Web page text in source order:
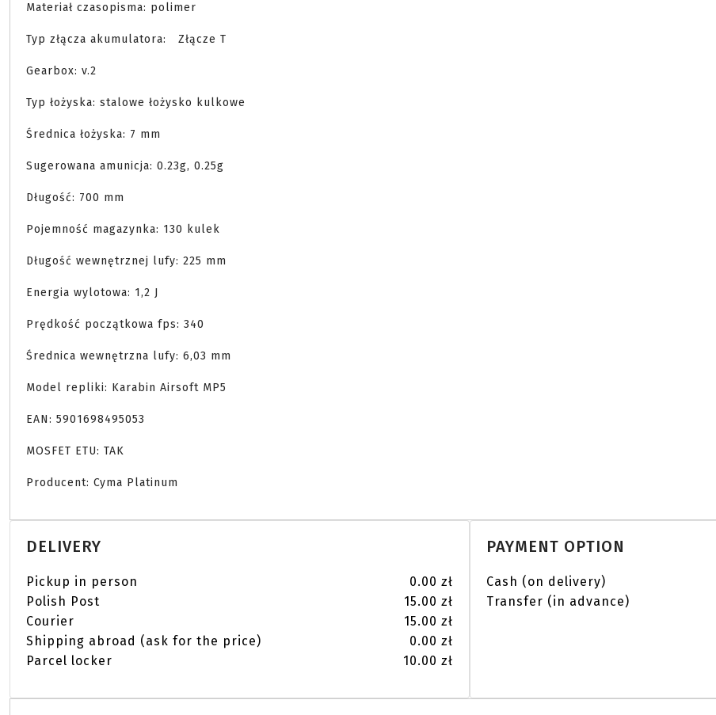
Materiał czasopisma: polimer
Typ złącza akumulatora:	Złącze T
Gearbox: v.2
Typ łożyska: stalowe łożysko kulkowe
Średnica łożyska: 7 mm
Sugerowana amunicja: 0.23g, 0.25g
Długość: 700 mm
Pojemność magazynka: 130 kulek
Długość wewnętrznej lufy: 225 mm
Energia wylotowa: 1,2 J
Prędkość początkowa fps: 340
Średnica wewnętrzna lufy: 6,03 mm
Model repliki: Karabin Airsoft MP5
EAN: 5901698495053
MOSFET ETU: TAK
Producent: Cyma Platinum
DELIVERY
Pickup in person
0.00 zł
Polish Post
15.00 zł
Courier
15.00 zł
Shipping abroad (ask for the price)
0.00 zł
Parcel locker
10.00 zł
PAYMENT OPTION
Cash (on delivery)
Transfer (in advance)